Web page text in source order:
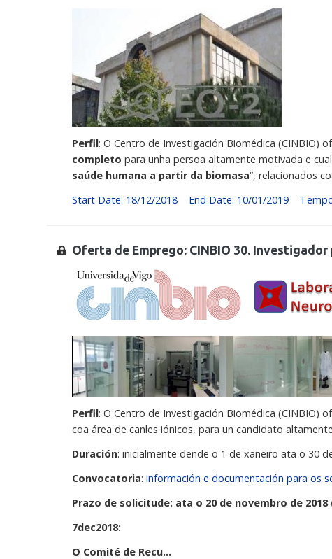
Perfil: O Centro de Investigación Biomédica (CINBIO)
completo para unha persoa altamente motivada e
saúde humana a partir da biomasa“, relacionados
Start Date: 18/12/2018
End Date: 10/01/2019
Oferta de Emprego: CINBIO 30.
Perfil: O Centro de Investigación Biomédica (CINBIO)
coa área de canles iónicos, para un candidato
Duración: inicialmente dende o 1 de xaneiro ata o 30
Convocatoria: información e documentación para os
Prazo de solicitude: ata o 20 de novembro de 2018
7dec2018:
O Comité de Recu…